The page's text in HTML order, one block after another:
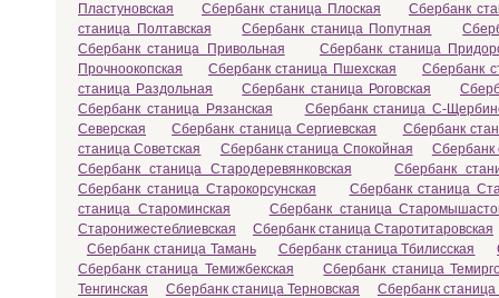
Пластуновская
Сбербанк станица Плоская
Сбербанк
станица Полтавская
Сбербанк станица Попутная
Сбербанк станица Привольная
Сбербанк станица
Прочноокопская
Сбербанк станица Пшехская
Сбербанк
станица Раздольная
Сбербанк станица Роговская
Сбербанк станица Рязанская
Сбербанк станица С-
Северская
Сбербанк станица Сергиевская
Сбербанк
станица Советская
Сбербанк станица Спокойная
Сбербанк
Сбербанк станица Стародеревянковская
Сбербанк
Сбербанк станица Старокорсунская
Сбербанк станица
станица Староминская
Сбербанк станица
Старонижестеблиевская
Сбербанк станица Старотитаровская
Сбербанк станица Тамань
Сбербанк станица Тбилисская
Сбербанк станица Темижбекская
Сбербанк станица
Тенгинская
Сбербанк станица Терновская
Сбербанк станица